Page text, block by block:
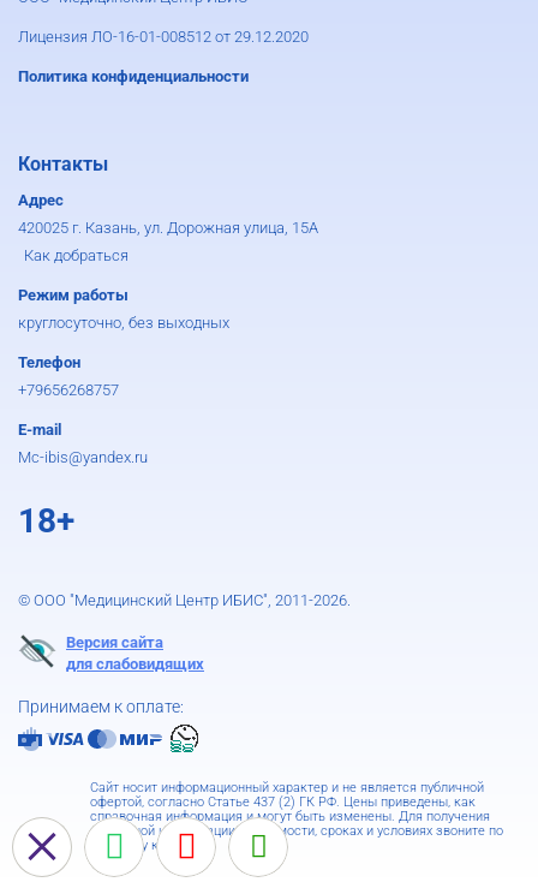
Лицензия ЛО-16-01-008512 от 29.12.2020
Политика конфиденциальности
Контакты
Адрес
420025 г. Казань, ул. Дорожная улица, 15А
Как добраться
Режим работы
круглосуточно, без выходных
Телефон
+79656268757
E-mail
Mc-ibis@yandex.ru
18+
© ООО "Медицинский Центр ИБИС", 2011-2026.
Версия сайта
для слабовидящих
Принимаем к оплате:
Сайт носит информационный характер и не является публичной
офертой, согласно Статье 437 (2) ГК РФ. Цены приведены, как
справочная информация и могут быть изменены. Для получения
подробной информации о стоимости, сроках и условиях звоните по
телефону клиники.